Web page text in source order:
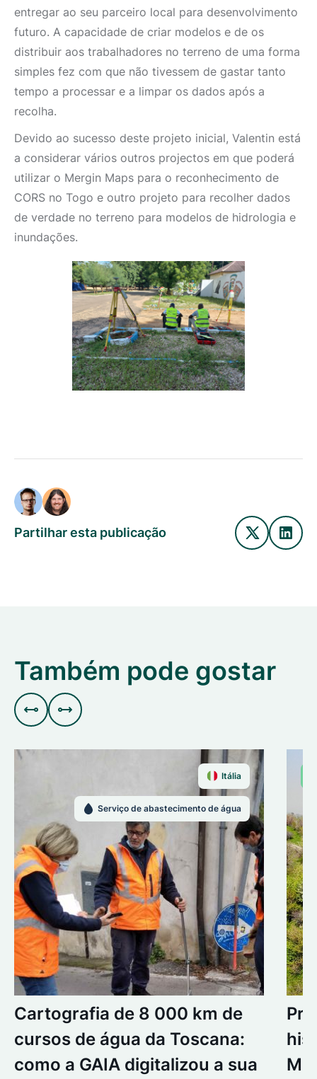
entregar ao seu parceiro local para desenvolvimento
futuro. A capacidade de criar modelos e de os
distribuir aos trabalhadores no terreno de uma forma
simples fez com que não tivessem de gastar tanto
tempo a processar e a limpar os dados após a
recolha.
Devido ao sucesso deste projeto inicial, Valentin está
a considerar vários outros projectos em que poderá
utilizar o Mergin Maps para o reconhecimento de
CORS no Togo e outro projeto para recolher dados
de verdade no terreno para modelos de hidrologia e
inundações.
Partilhar esta publicação
Também pode gostar
 
Itália
Serviço de abastecimento de água
Cartografia de 8 000 km de
cursos de água da Toscana:
como a GAIA digitalizou a sua